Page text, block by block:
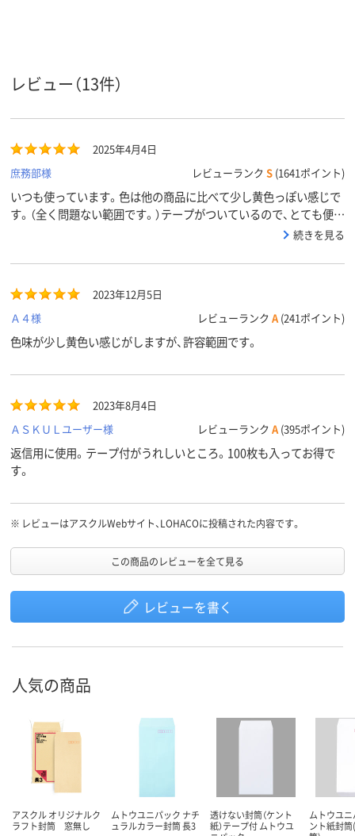
留め具の
有無
なし
封筒裏面
商品環境
30 50
レビュー（13件）
2025年4月4日
庶務部様
レビューランク S (1641ポイント)
いつも使っています。色は他の商品に比べて少し黄色っぽい感じで
す。（全く問題ない範囲です。）テープがついているので、とても便利
続きを見る
2023年12月5日
Ａ４様
レビューランク A (241ポイント)
色味が少し黄色い感じがしますが、許容範囲です。
2023年8月4日
ＡＳＫＵＬユーザー様
レビューランク A (395ポイント)
返信用に使用。テープ付がうれしいところ。100枚も入ってお得で
す。
※ レビューはアスクルWebサイト、LOHACOに投稿された内容です。
この商品のレビューを全て見る
レビューを書く
人気の商品
アスクル オリジナルク
ラフト封筒 窓無し
ムトウユニパック ナチ
ュラルカラー封筒 長3
透けない封筒（ケント
紙）テープ付 ムトウユ
ムトウユ
ント紙封